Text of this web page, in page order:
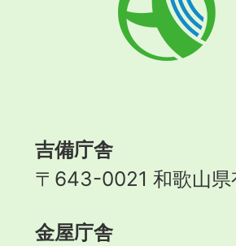
川
町
吉備庁舎
〒643-0021 和歌山
金屋庁舎